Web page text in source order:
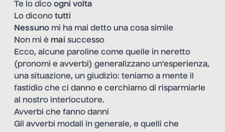
Te lo dico ogni volta
Lo dicono tutti
Nessuno mi ha mai detto una cosa simile
Non mi è mai successo
Ecco, alcune paroline come quelle in neretto
(pronomi e avverbi) generalizzano un’esperienza,
una situazione, un giudizio: teniamo a mente il
fastidio che ci danno e cerchiamo di risparmiarle
al nostro interlocutore.
Avverbi che fanno danni
Gli avverbi modali in generale, e quelli che